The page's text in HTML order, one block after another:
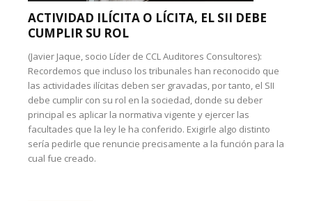
ACTIVIDAD ILÍCITA O LÍCITA, EL SII DEBE
CUMPLIR SU ROL
(Javier Jaque, socio Líder de CCL Auditores Consultores):
Recordemos que incluso los tribunales han reconocido que
las actividades ilícitas deben ser gravadas, por tanto, el SII
debe cumplir con su rol en la sociedad, donde su deber
principal es aplicar la normativa vigente y ejercer las
facultades que la ley le ha conferido. Exigirle algo distinto
sería pedirle que renuncie precisamente a la función para la
cual fue creado.